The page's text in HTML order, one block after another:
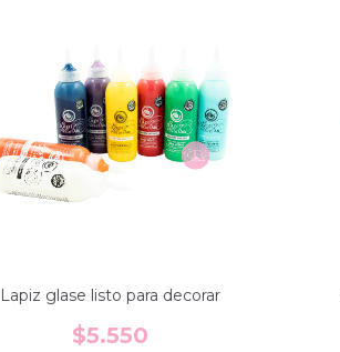
Lapiz glase listo para decorar
$5.550